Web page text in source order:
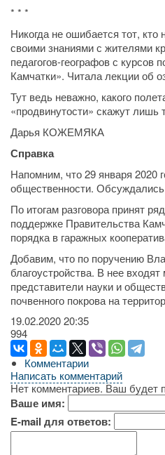
* * *
Никогда не ошибается тот,
своими знаниями с жителями
педагогов-географов с
Камчатки». Читала лекции об
Тут ведь неважно, какого
«продвинутости» скажут лишь
Дарья КОЖЕМЯКА
Справка
Напомним, что 29 января 2020
общественности. Обсуждались
По итогам разговора принят
поддержке Правительства
порядка в гаражных
Добавим, что по поручению
благоустройства. В нее
представители науки и
почвенного покрова на
19.02.202020:35
994
Комментарии
Написать комментарий
Нет комментариев. Ваш будет
Ваше имя:
E-mail для ответов: